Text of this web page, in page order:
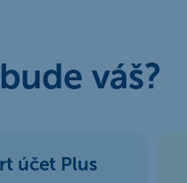
váš?
účet Plus